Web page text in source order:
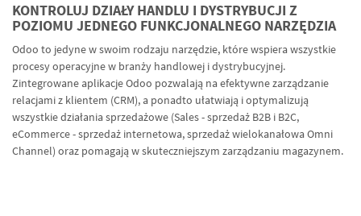
KONTROLUJ DZIAŁY HANDLU I DYSTRYBUCJI Z
POZIOMU JEDNEGO FUNKCJONALNEGO NARZĘDZIA
Odoo to jedyne w swoim rodzaju narzędzie, które wspiera wszystkie
procesy operacyjne w branży handlowej i dystrybucyjnej.
Zintegrowane aplikacje Odoo pozwalają na efektywne zarządzanie
relacjami z klientem (CRM), a ponadto ułatwiają i optymalizują
wszystkie działania sprzedażowe (Sales - sprzedaż B2B i B2C,
eCommerce - sprzedaż internetowa, sprzedaż wielokanałowa Omni
Channel) oraz pomagają w skuteczniejszym zarządzaniu magazynem.